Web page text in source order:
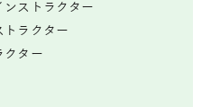
ンストラクター
トラクター
クター